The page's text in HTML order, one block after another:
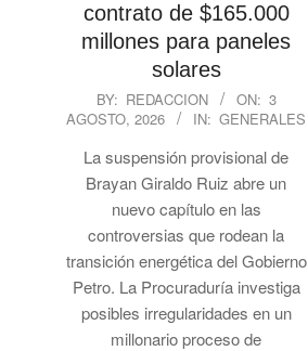
contrato de $165.000
millones para paneles
solares
2026-
08-
BY: REDACCION ON: 3
AGOSTO, 2026
IN: GENERALES
La suspensión provisional de
Brayan Giraldo Ruiz abre un
nuevo capítulo en las
controversias que rodean la
transición energética del Gobierno
Petro. La Procuraduría investiga
posibles irregularidades en un
millonario proceso de